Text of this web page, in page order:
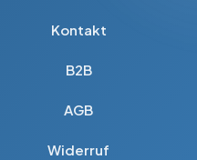
Kontakt
B2B
AGB
Widerruf